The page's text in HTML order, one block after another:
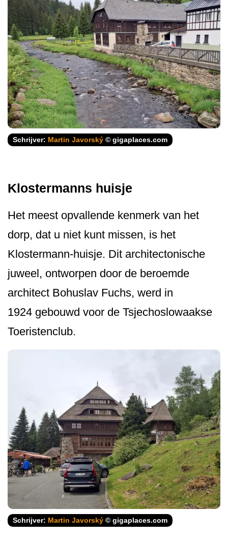
Schrijver: Martin Javorský © gigaplaces.com
Klostermanns huisje
Het meest opvallende kenmerk van het
dorp, dat u niet kunt missen, is het
Klostermann-huisje. Dit architectonische
juweel, ontworpen door de beroemde
architect Bohuslav Fuchs, werd in
1924 gebouwd voor de Tsjechoslowaakse
Toeristenclub.
Schrijver: Martin Javorský © gigaplaces.com